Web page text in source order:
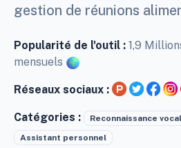
gestion de réunions
Popularité de l'outil : 1,9
mensuels
Réseaux sociaux :
Catégories : Reconnaissance
Assistant personnel